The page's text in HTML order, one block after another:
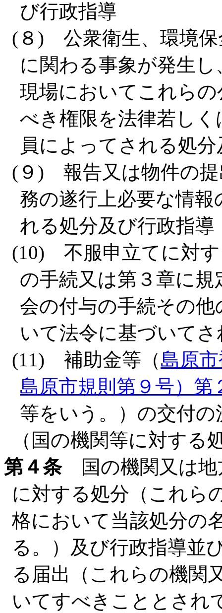
び行政指導
(８) 公衆衛生、環境保
に関わる事象が発生
現場においてこれら
べき権限を法律若し
員によってされる処
(９) 報告又は物件の提
務の遂行上必要な情
れる処分及び行政指導
(10) 不服申立てに対
の手続又は第３章に
会の付与の手続その
いて法令に基づいて
(11) 補助金等（島原
島原市規則第９号）第
等をいう。）の交付
（国の機関等に対する
第４条国の機関又は地
に対する処分（これら
格において当該処分の
る。）及び行政指導並
る届出（これらの機関
いてすべきこととされ